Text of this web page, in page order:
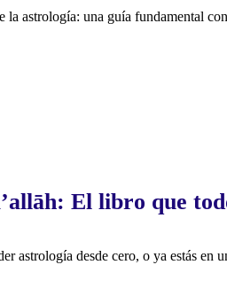
la astrología: una guía fundamental
El libro que
astrología desde cero, o ya estás en